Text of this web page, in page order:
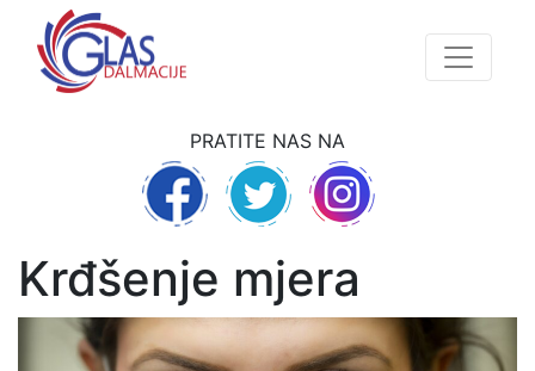
PRATITE NAS NA
Krđšenje mjera